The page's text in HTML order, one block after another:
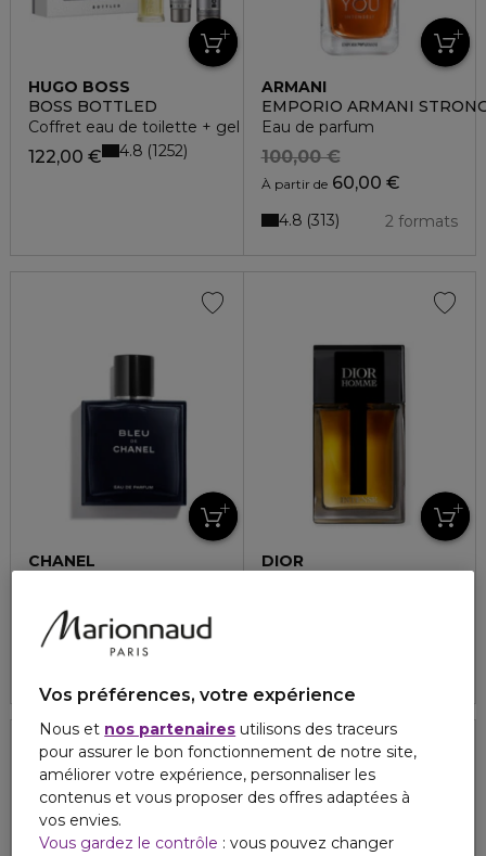
HUGO BOSS
BOSS BOTTLED
Coffret eau de toilette + gel douche + déodorant
122,00 € 4.8 1252
ARMANI
EMPORIO ARMANI
Eau de parfum
À partir de60,00 €
100,00 €
2 formats
4.8 313
CHANEL
À partir de121,00 €
DIOR
Vos préférences, votre expérience
Nous et nos partenaires utilisons des traceurs
pour assurer le bon fonctionnement de notre site,
améliorer votre expérience, personnaliser les
contenus et vous proposer des offres adaptées à
vos envies.
Vous gardez le contrôle : vous pouvez changer